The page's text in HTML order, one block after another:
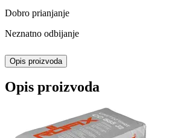
Dobro prianjanje
Neznatno odbijanje
Opis proizvoda
Opis proizvoda